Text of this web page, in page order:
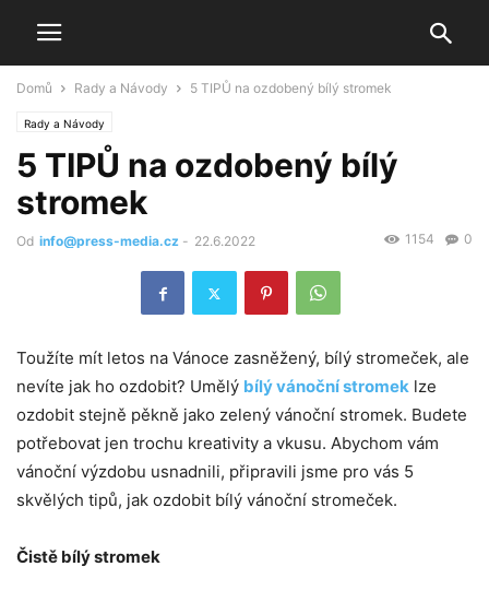
Domů Rady a Návody 5 TIPŮ na ozdobený bílý stromek
Rady a Návody
5 TIPŮ na ozdobený bílý
stromek
Od info@press-media.cz - 22.6.2022 0
1154
Toužíte mít letos na Vánoce zasněžený, bílý stromeček, ale
nevíte jak ho ozdobit? Umělý bílý vánoční stromek lze
ozdobit stejně pěkně jako zelený vánoční stromek. Budete
potřebovat jen trochu kreativity a vkusu. Abychom vám
vánoční výzdobu usnadnili, připravili jsme pro vás 5
skvělých tipů, jak ozdobit bílý vánoční stromeček.
Čistě bílý stromek